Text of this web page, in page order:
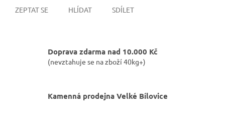
ZEPTAT SE HLÍDAT SDÍLET
Doprava zdarma nad 10.000 Kč
(nevztahuje se na zboží 40kg+)
Kamenná prodejna Velké Bílovice